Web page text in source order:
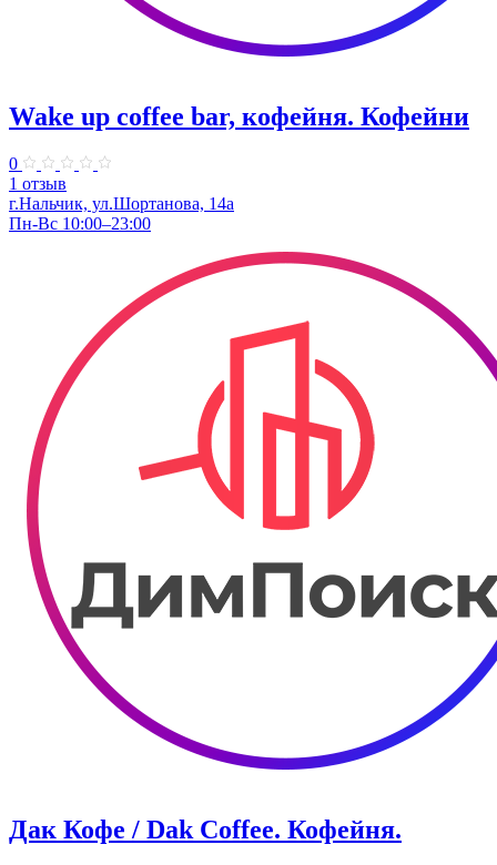
Wake up coffee bar, кофейня. Кофейни
0
1 отзыв
г.Нальчик, ул.Шортанова, 14а
Пн-Вс 10:00–23:00
Дак Кофе / Dak Coffee. Кофейня.